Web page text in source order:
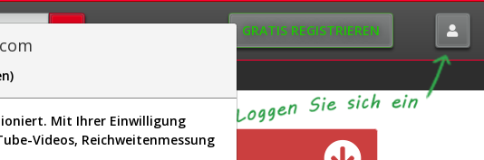
GRATIS REGISTRIEREN
Mit Ihrer Einwilligung
Videos, Reichweitenmessung